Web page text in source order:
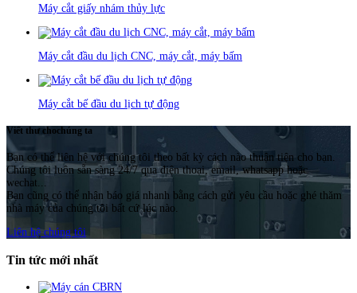
Máy cắt giấy nhám thủy lực
Máy cắt đầu du lịch CNC, máy cắt, máy bấm
Máy cắt bế đầu du lịch tự động
Viết thư chochúng ta
Bạn có thể liên hệ với chúng tôi theo bất kỳ cách nào thuận tiện cho bạn.
Chúng tôi luôn sẵn sàng 24/7 qua điện thoại, email, whatsapp hoặc
wechat...
Bạn cũng có thể nhận báo giá nhanh bằng cách gửi yêu cầu hoặc ghé thăm
nhà máy của chúng tôi bất cứ lúc nào.
Liên hệ chúng tôi
Tin tức mới nhất